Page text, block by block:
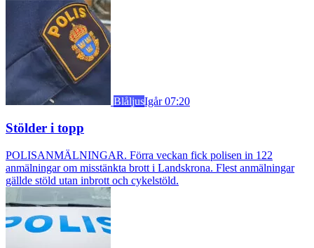
BlåljusIgår 07:20
Stölder i topp
POLISANMÄLNINGAR. Förra veckan fick polisen in 122
anmälningar om misstänkta brott i Landskrona. Flest anmälningar
gällde stöld utan inbrott och cykelstöld.